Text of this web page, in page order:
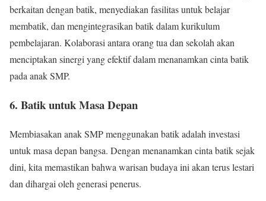
berkaitan dengan batik, menyediakan fasilitas untuk belajar
membatik, dan mengintegrasikan batik dalam kurikulum
pembelajaran. Kolaborasi antara orang tua dan sekolah akan
menciptakan sinergi yang efektif dalam menanamkan cinta batik
pada anak SMP.
6. Batik untuk Masa Depan
Membiasakan anak SMP menggunakan batik adalah investasi
untuk masa depan bangsa. Dengan menanamkan cinta batik sejak
dini, kita memastikan bahwa warisan budaya ini akan terus lestari
dan dihargai oleh generasi penerus.